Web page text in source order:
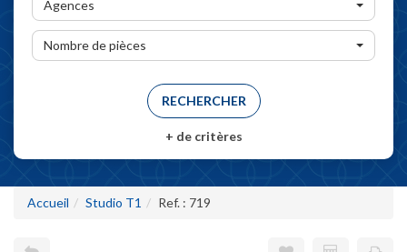
Agences
Nombre de pièces
+ de critères
Accueil Studio T1 Ref. : 719